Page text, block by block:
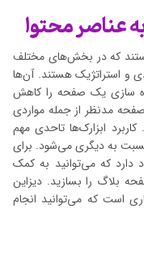
که در بخش‌های مختلف
و استراتژیک هستند. آن‌ها
سازی یک صفحه را کاهش
مدنظر از جمله مواردی
ابزارک‌ها تاحدی مهم
به دیگری می‌شود. برای
دارد که می‌توانید به کمک
بلاگ را بسازید. دیزاین
است که می‌توانید انجام